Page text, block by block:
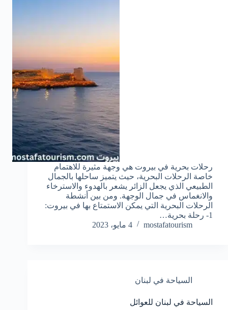
رحلات بحرية في بيروت هي وجهة مثيرة للاهتمام
خاصة الرحلات البحرية، حيث يتميز ساحلها بالجمال
الطبيعي الذي يجعل الزائر يشعر بالهدوء والاسترخاء
والانغماس في جمال الوجهة. ومن بين أنشطة
الرحلات البحرية التي يمكن الاستمتاع بها في بيروت:
1- رحلة بحرية…
mostafatourism
4 مايو، 2023
السياحة في لبنان
السياحة في لبنان للعوائل